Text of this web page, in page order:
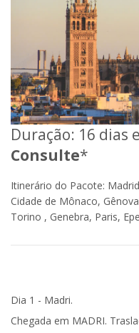
Duração: 16 dias
Consulte*
Itinerário do Pacote:
Cidade de Mônaco,
Torino , Genebra, Paris,
Dia 1 - Madri.
Chegada em MADRI.